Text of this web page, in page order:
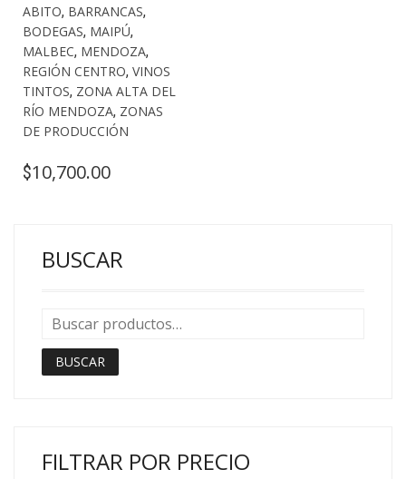
ABITO, BARRANCAS,
BODEGAS, MAIPÚ,
MALBEC, MENDOZA,
REGIÓN CENTRO, VINOS
TINTOS, ZONA ALTA DEL
RÍO MENDOZA, ZONAS
DE PRODUCCIÓN
$10,700.00
BUSCAR
BUSCAR
FILTRAR POR PRECIO